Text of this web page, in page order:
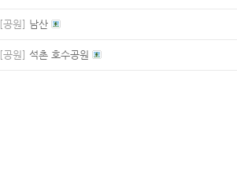
[공원] 남산
[공원] 석촌 호수공원